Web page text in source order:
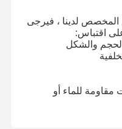
المخصص لدينا ، فيرجى
اقتباس:
والشكل
مقاومة للماء أو